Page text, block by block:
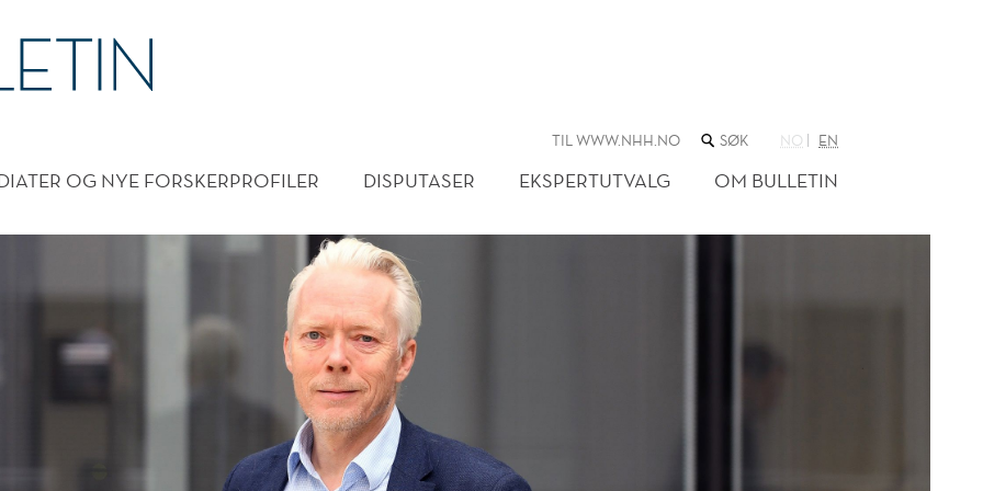
TIL WWW.NHH.NO SØK
NETTSTEDET
NO EN
OG NYE FORSKERPROFILER DISPUTASER EKSPERTUTVALG OM BULLETIN